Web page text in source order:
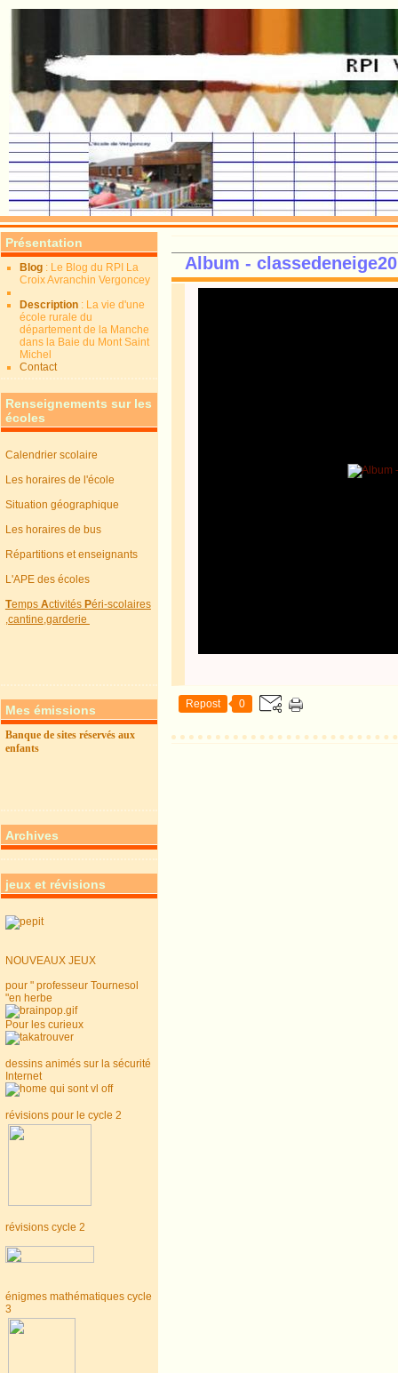
Présentation
Blog : Le Blog du RPI La
Croix Avranchin Vergoncey
Description : La vie d'une
école rurale du
département de la Manche
dans la Baie du Mont Saint
Michel
Contact
Renseignements sur les
écoles
Calendrier scolaire
Les horaires de l'école
Situation géographique
Les horaires de bus
Répartitions et enseignants
L'APE des écoles
TempsActivitésPéri-scolaires
,cantine,garderie
Mes émissions
Banque de sites réservés aux
enfants
Archives
jeux et révisions
NOUVEAUX JEUX
pour " professeur Tournesol
"en herbe
Pour les curieux
dessins animés sur la sécurité
Internet
révisions pour le cycle 2
révisions cycle 2
énigmes mathématiques cycle
3
Album -
Repost 0